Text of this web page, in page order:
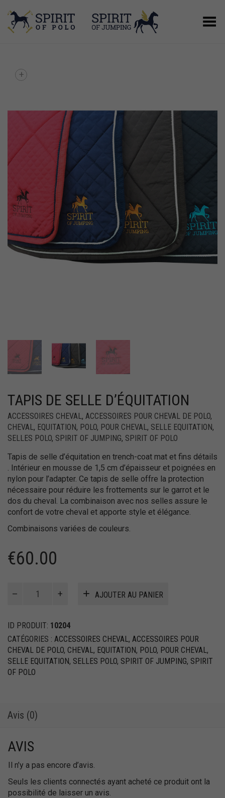
Basculer le menu
+
TAPIS DE SELLE D’ÉQUITATION
ACCESSOIRES CHEVAL , ACCESSOIRES POUR CHEVAL DE POLO,
CHEVAL , EQUITATION, POLO, POUR CHEVAL , SELLE EQUITATION,
SELLES POLO, SPIRIT OF JUMPING, SPIRIT OF POLO
Tapis de selle d’équitation en trench-coat mat et fins détails
Intérieur en mousse de 1,5 cm d’épaisseur et poignées en
nylon pour l’adapter. Ce tapis de selle offre la protection
nécessaire pour réduire les frottements sur le garrot et le
dos du cheval. La combinaison avec nos selles assure le
confort de votre cheval et apporte style et élégance.
Combinaisons variées de couleurs.
€60.00
de
selle
d'équitation
AJOUTER AU PANIER
ID PRODUIT: 10204
CATÉGORIES : ACCESSOIRES CHEVAL , ACCESSOIRES POUR
CHEVAL DE POLO, CHEVAL , EQUITATION, POLO, POUR CHEVAL ,
SELLE EQUITATION, SELLES POLO, SPIRIT OF JUMPING, SPIRIT
OF POLO
Avis (0)
AVIS
Il n’y a pas encore d’avis.
Seuls les clients connectés ayant acheté ce produit ont la
possibilité de laisser un avis.